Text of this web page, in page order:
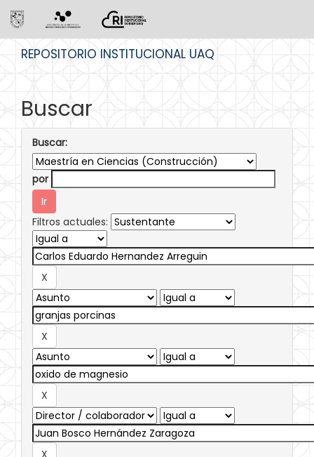
REPOSITORIO INSTITUCIONAL UAQ
Buscar
Buscar:
por
Filtros actuales: